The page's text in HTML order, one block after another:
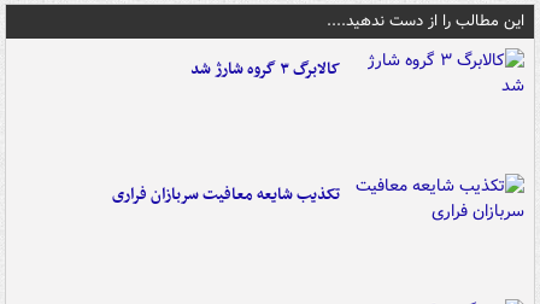
این مطالب را از دست ندهید....
کالابرگ ۳ گروه شارژ شد
تکذیب شایعه معافیت سربازان فراری